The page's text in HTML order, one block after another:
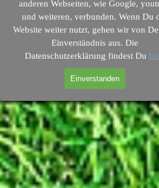
anderen Webseiten, wie Google,
und weiteren, verbunden. Wenn Du
Website weiter nutzt, gehen wir von
Einverständnis aus. Die
Datenschutzerklärung findest Du
Einverstanden